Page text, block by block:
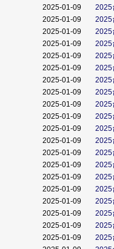
2025-01-09
2025
2025-01-09
2025
2025-01-09
2025
2025-01-09
2025
2025-01-09
2025
2025-01-09
2025
2025-01-09
2025
2025-01-09
2025
2025-01-09
2025
2025-01-09
2025
2025-01-09
2025
2025-01-09
2025
2025-01-09
2025
2025-01-09
2025
2025-01-09
2025
2025-01-09
2025
2025-01-09
2025
2025-01-09
2025
2025-01-09
2025
2025-01-09
2025